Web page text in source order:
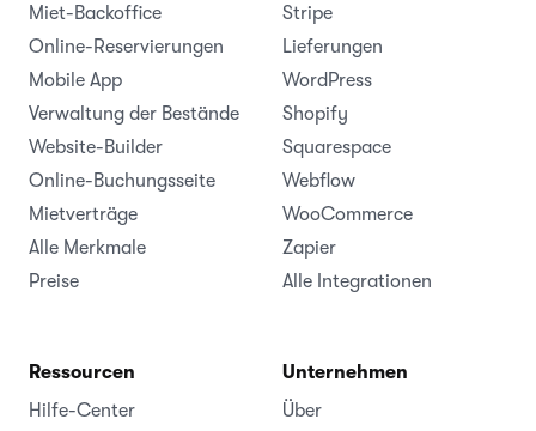
Miet-Backoffice
Online-Reservierungen
Mobile App
Verwaltung der Bestände
Website-Builder
Online-Buchungsseite
Mietverträge
Alle Merkmale
Preise
Stripe
Lieferungen
WordPress
Shopify
Squarespace
Webflow
WooCommerce
Zapier
Alle Integrationen
Ressourcen
Hilfe-Center
Unternehmen
Über